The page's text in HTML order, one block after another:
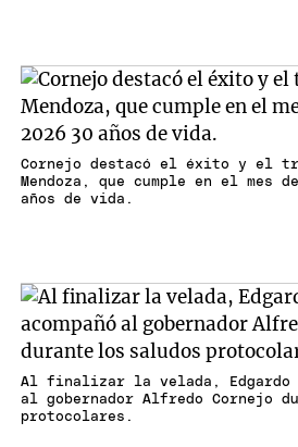
Cornejo destacó el éxito y el
Mendoza, que cumple en el mes
años de vida.
Al finalizar la velada, Edgardo
al gobernador Alfredo Cornejo
protocolares.